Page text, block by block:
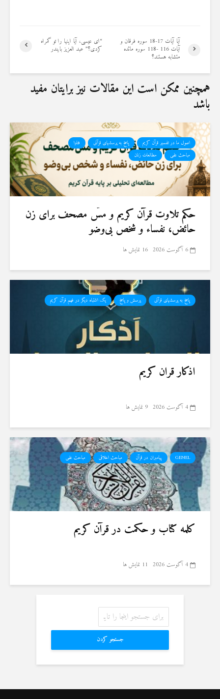
“ای عیسی، آیا اینها را تو گمراه
کردی؟” عبد العزیز بایندر
آیا آیات 17-18 سوره فرقان و
آیات 116 -118 سوره مائده
متشابه هستند؟
همچنین ممکن است این مقالات نیز برایتان مفید
باشد
اصول ما در تفسیر قرآن کریم پاسخ به پرسشهای قرآنی
فتاوا
مباحث علمی
مطالعات زنان
حكم تلاوت قرآن كريم و مسّ مصحف برای زن
حائض، نفساء و شخص بی‌وضو
6 آگوست 2026 16 نمایش ها
پاسخ به پرسشهای قرآنی پرسش و پاسخ یک اشتباه دیگر در فهم قرآن کریم
اذکار قران کریم
4 آگوست 2026 9 نمایش ها
GENEL پیامبران در قرآن مباحث اخلاقی مباحث علمی
کلمه کتاب و حکمت در قرآن کریم
4 آگوست 2026 11 نمایش ها
جستجو کردن